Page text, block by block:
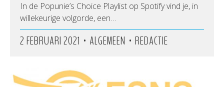
In de Popunie’s Choice Playlist op Spotify vind je, in
willekeurige volgorde, een…
2 FEBRUARI 2021 • ALGEMEEN • REDACTIE